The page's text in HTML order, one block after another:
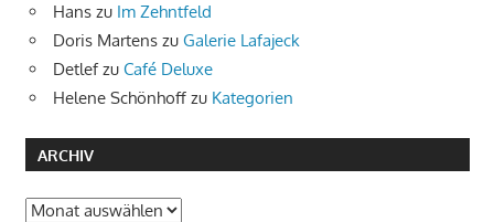
Hans zu Im Zehntfeld
Doris Martens zu Galerie Lafajeck
Detlefzu Café Deluxe
Helene Schönhoff zu Kategorien
ARCHIV
Archiv